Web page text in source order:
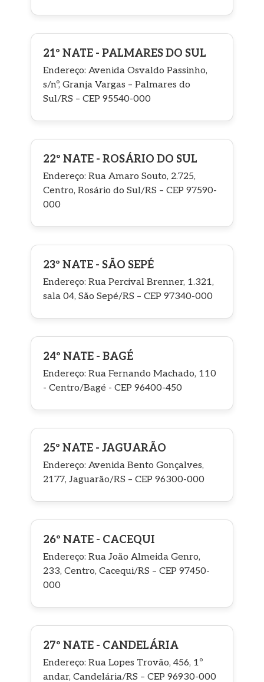
21º NATE - PALMARES DO SUL
Endereço: Avenida Osvaldo Passinho,
s/nº, Granja Vargas – Palmares do
Sul/RS – CEP 95540-000
22º NATE - ROSÁRIO DO SUL
Endereço: Rua Amaro Souto, 2.725,
Centro, Rosário do Sul/RS – CEP 97590-
000
23º NATE - SÃO SEPÉ
Endereço: Rua Percival Brenner, 1.321,
sala 04, São Sepé/RS – CEP 97340-000
24º NATE - BAGÉ
Endereço: Rua Fernando Machado, 110
- Centro/Bagé - CEP 96400-450
25º NATE - JAGUARÃO
Endereço: Avenida Bento Gonçalves,
2177, Jaguarão/RS – CEP 96300-000
26º NATE - CACEQUI
Endereço: Rua João Almeida Genro,
233, Centro, Cacequi/RS – CEP 97450-
000
27º NATE - CANDELÁRIA
Endereço: Rua Lopes Trovão, 456, 1º
andar, Candelária/RS – CEP 96930-000